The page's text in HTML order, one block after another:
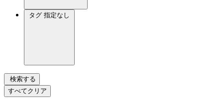
タグ 指定なし
検索する
すべてクリア